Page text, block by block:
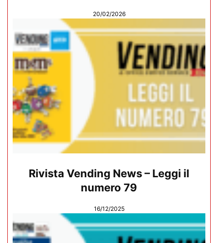
20/02/2026
Rivista Vending News – Leggi il
numero 79
16/12/2025